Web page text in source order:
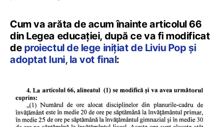
Cum va arăta de acum înainte articolul 66
din Legea educației, după ce va fi modificat
de proiectul de lege inițiat de Liviu Pop și
adoptat luni, la vot final: